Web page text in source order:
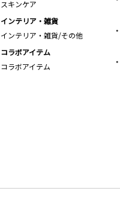
スキンケア
インテリア・雑貨
インテリア・雑貨/その他
コラボアイテム
コラボアイテム